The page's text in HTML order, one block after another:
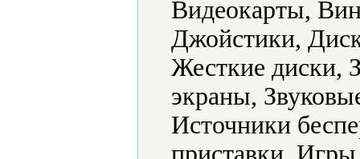
Видеокарты,
Джойстики,
Жесткие диски,
экраны,
Источники